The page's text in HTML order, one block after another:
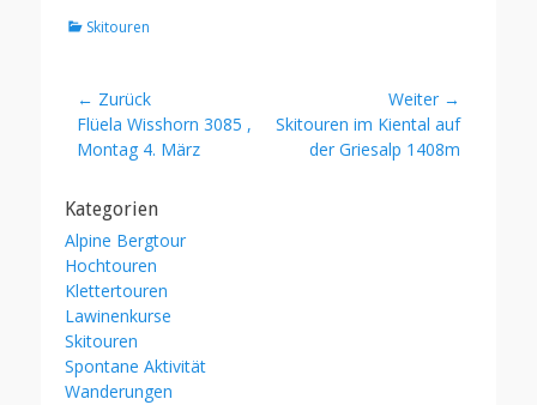
Kategorien
Skitouren
Beitragsnavigation
← Zurück
Vorheriger
Beitrag:
Flüela Wisshorn 3085 ,
Montag 4. März
Weiter →
Nächster
Beitrag:
Skitouren im Kiental auf
der Griesalp 1408m
Kategorien
Alpine Bergtour
Hochtouren
Klettertouren
Lawinenkurse
Skitouren
Spontane Aktivität
Wanderungen